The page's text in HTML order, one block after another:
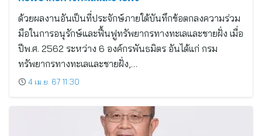
ด้วยผลงานอันเป็นที่ประจักษ์ภายใต้บันทึกข้อตกลงความร่วม
มือในการอนุรักษ์และฟื้นฟูทรัพยากรทางทะเลและชายฝั่ง เมื่อ
ปีพ.ศ. 2562 ระหว่าง 6 องค์กรพันธมิตร อันได้แก่ กรม
ทรัพยากรทางทะเลและชายฝั่ง,…
4 เม.ย. 67 11:30